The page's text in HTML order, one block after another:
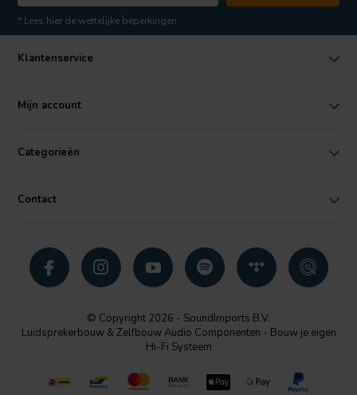
* Lees hier de wettelijke beperkingen
Klantenservice
Mijn account
Categorieën
Contact
© Copyright 2026 - SoundImports B.V.
Luidsprekerbouw & Zelfbouw Audio Componenten - Bouw je eigen
Hi-Fi Systeem